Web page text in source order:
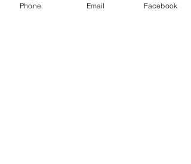
Phone Email Facebook